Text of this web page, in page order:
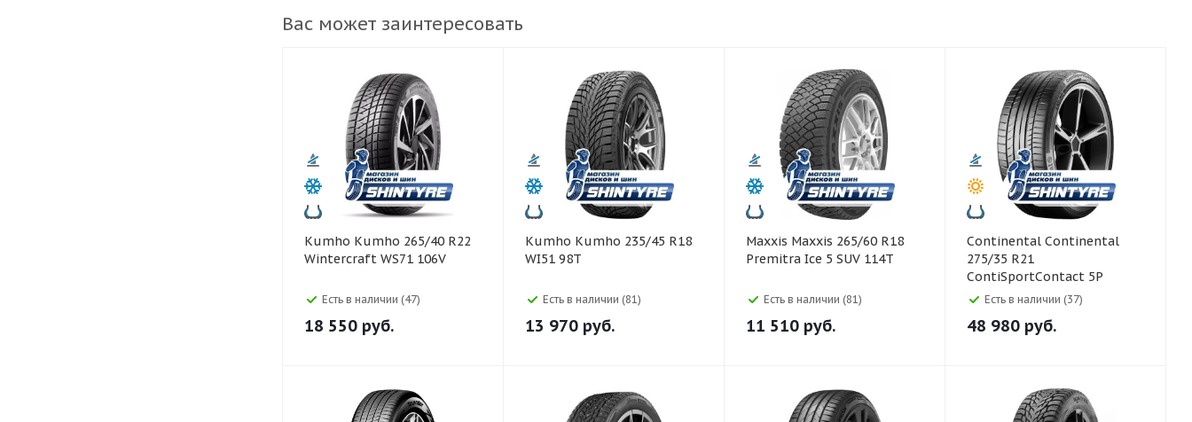
Вас может заинтересовать
Kumho Kumho 265/40 R22
Wintercraft WS71 106V
Есть в наличии (47)
18 550 руб.
Kumho Kumho 235/45 R18
WI51 98T
Есть в наличии (81)
13 970 руб.
Maxxis Maxxis 265/60 R18
Premitra Ice 5 SUV 114T
Есть в наличии (81)
11 510 руб.
Continental Continental
275/35 R21
ContiSportContact 5P
ContiSilent 103Y
Есть в наличии (37)
48 980 руб.